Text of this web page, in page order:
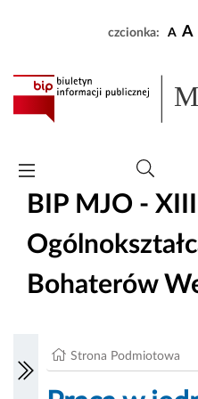
czcionka: A A
BIP MJO -
Bohaterów
Strona Podmiotowa